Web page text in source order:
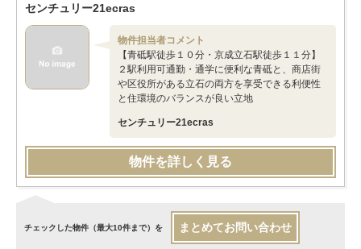
センチュリー21ecras
物件担当者コメント
【青砥駅徒歩１０分・京成立石駅徒歩１１分】
２駅利用可通勤・通学に便利な青砥と、商店街
や区役所がある立石の両方を享受できる利便性
と住環境のバランスが良い立地
センチュリー21ecras
物件を詳しく見る
チェックした物件（最大10件まで）を まとめてお問い合わせ